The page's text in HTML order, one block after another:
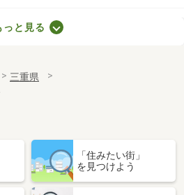
42.34m²
10.80万円
三重県津市広明町
42.34m²
っと見る
三重県
「住みたい街」
を見つけよう